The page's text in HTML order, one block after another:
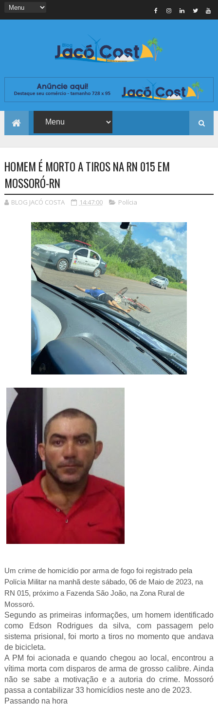
HOMEM É MORTO A TIROS NA RN 015 EM
MOSSORÓ-RN
BLOG JACÓ COSTA 14:47:00 Polícia
Um crime de homicídio por arma de fogo foi registrado pela
Polícia Militar na manhã deste sábado, 06 de Maio de 2023, na
RN 015, próximo a Fazenda São João, na Zona Rural de
Mossoró.
Segundo as primeiras informações, um homem identificado
como Edson Rodrigues da silva, com passagem pelo
sistema prisional, foi morto a tiros no momento que andava
de bicicleta.
A PM foi acionada e quando chegou ao local, encontrou a
vítima morta com disparos de arma de grosso calibre. Ainda
não se sabe a motivação e a autoria do crime. Mossoró
passa a contabilizar 33 homicídios neste ano de 2023.
Passando na hora